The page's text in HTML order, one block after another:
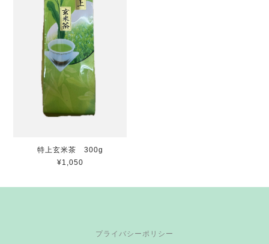
特上玄米茶 300g
¥1,050
プライバシーポリシー